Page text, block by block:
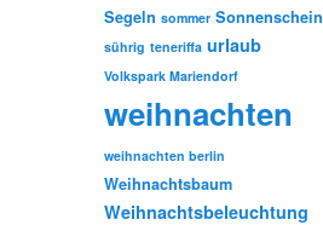
Segeln sommer Sonnenschein
sührig teneriffa urlaub
Volkspark Mariendorf
weihnachten
weihnachten berlin
Weihnachtsbaum
Weihnachtsbeleuchtung